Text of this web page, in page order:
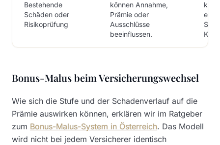
Bestehende
Schäden oder
Risikoprüfung
können Annahme,
Prämie oder
Ausschlüsse
beeinflussen.
erst
Sie
Bonus-Malus beim Versicherungswechsel
Wie sich die Stufe und der Schadenverlauf auf die
Prämie auswirken können, erklären wir im Ratgeber
zum Bonus-Malus-System in Österreich. Das Modell
wird nicht bei jedem Versicherer identisch